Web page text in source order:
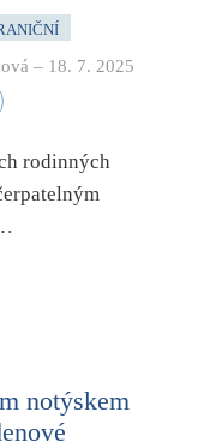
– 18. 7. 2025
rodinných
notýskem